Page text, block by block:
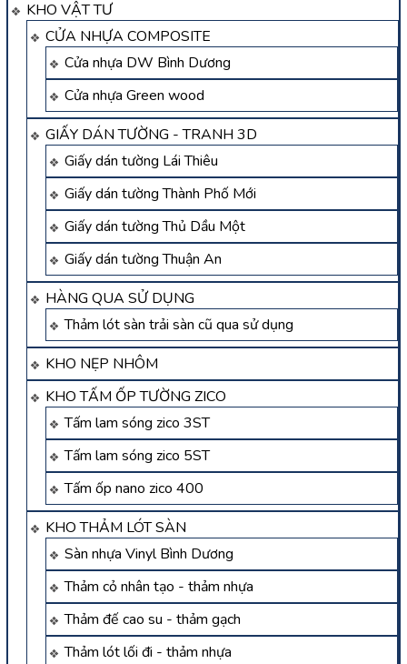
KHO VẬT TƯ
CỬA NHỰA COMPOSITE
Cửa nhựa DW Bình Dương
Cửa nhựa Green wood
GIẤY DÁN TƯỜNG - TRANH 3D
Giấy dán tường Lái Thiêu
Giấy dán tường Thành Phố Mới
Giấy dán tường Thủ Dầu Một
Giấy dán tường Thuận An
HÀNG QUA SỬ DỤNG
Thảm lót sàn trải sàn cũ qua sử dụng
KHO NẸP NHÔM
KHO TẤM ỐP TƯỜNG ZICO
Tấm lam sóng zico 3ST
Tấm lam sóng zico 5ST
Tấm ốp nano zico 400
KHO THẢM LÓT SÀN
Sàn nhựa Vinyl Bình Dương
Thảm cỏ nhân tạo - thảm nhựa
Thảm đế cao su - thảm gạch
Thảm lót lối đi - thảm nhựa